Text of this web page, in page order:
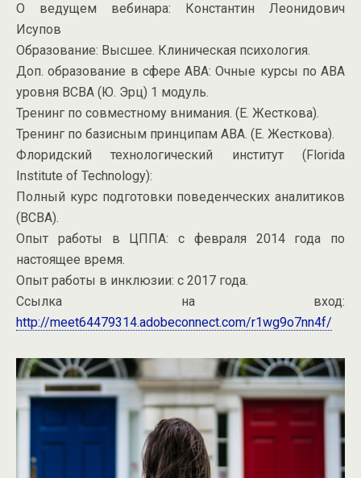
О ведущем вебинара: Константин Леонидович
Исупов
Образование: Высшее. Клиническая психология.
Доп. образование в сфере ABA: Очные курсы по ABA
уровня BCBA (Ю. Эрц) 1 модуль.
Тренинг по совместному внимания. (Е. Жесткова).
Тренинг по базисным принципам ABA. (Е. Жесткова).
Флоридский технологический институт (Florida
Institute of Technology):
Полный курс подготовки поведенческих аналитиков
(BCBA).
Опыт работы в ЦППА: с февраля 2014 года по
настоящее время.
Опыт работы в инклюзии: с 2017 года.
Ссылка на вход:
http://meet64479314.adobeconnect.com/r1wg9o7nn4f/